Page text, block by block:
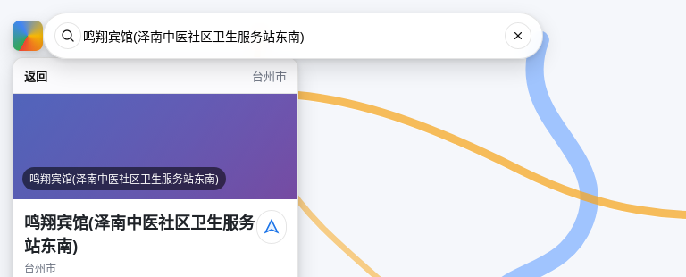
返回 台州市
鸣翔宾馆(泽南中医社区卫生服务站东南)
鸣翔宾馆(泽南中医社区卫生服务
站东南)
台州市